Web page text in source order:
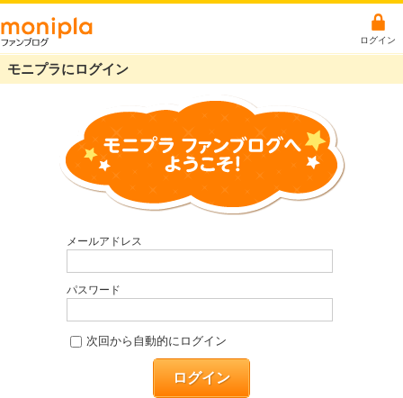
ログイン
モニプラにログイン
メールアドレス
パスワード
次回から自動的にログイン
ログイン